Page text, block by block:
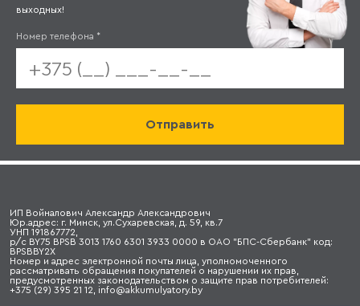
выходных!
Номер телефона *
ИП Войналович Александр Александрович
Юр.адрес: г. Минск, ул.Сухаревская, д. 59, кв.7
УНП 191867772,
р/с BY75 BPSB 3013 1760 6301 3933 0000 в ОАО "БПС-Сбербанк" код:
BPSBBY2X
Номер и адрес электронной почты лица, уполномоченного
рассматривать обращения покупателей о нарушении их прав,
предусмотренных законодательством о защите прав потребителей:
+375 (29) 395 21 12, info@akkumulyatory.by